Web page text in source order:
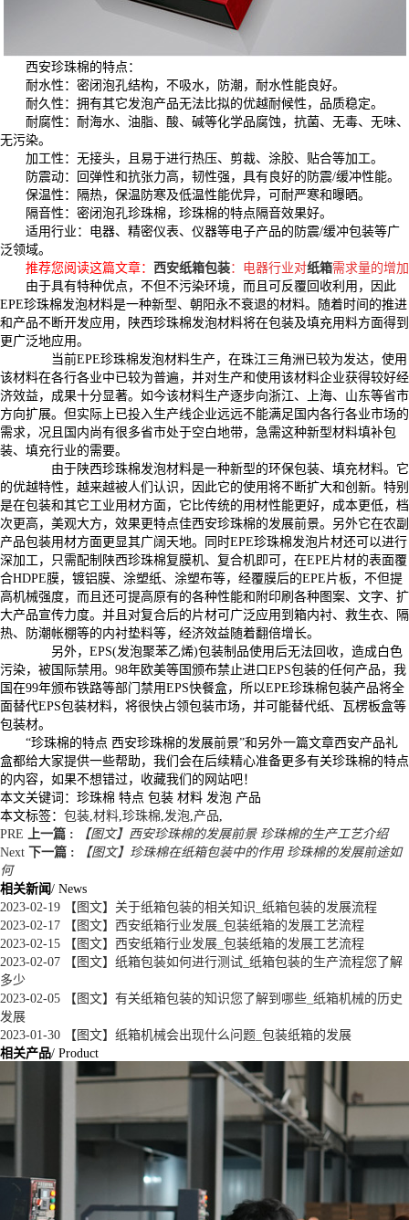
西安珍珠棉的特点：
耐水性：密闭泡孔结构，不吸水，防潮，耐水性能良好。
耐久性：拥有其它发泡产品无法比拟的优越耐候性，品质稳定。
耐腐性：耐海水、油脂、酸、碱等化学品腐蚀，抗菌、无毒、无味、
无污染。
加工性：无接头，且易于进行热压、剪裁、涂胶、贴合等加工。
防震动：回弹性和抗张力高，韧性强，具有良好的防震/缓冲性能。
保温性：隔热，保温防寒及低温性能优异，可耐严寒和曝晒。
隔音性：密闭泡孔珍珠棉，珍珠棉的特点隔音效果好。
适用行业：电器、精密仪表、仪器等电子产品的防震/缓冲包装等广
泛领域。
推荐您阅读这篇文章： 西安纸箱包装：电器行业对纸箱需求量的增加
由于具有特种优点，不但不污染环境，而且可反覆回收利用，因此
EPE珍珠棉发泡材料是一种新型、朝阳永不衰退的材料。随着时间的推进
和产品不断开发应用，陕西珍珠棉发泡材料将在包装及填充用料方面得到
更广泛地应用。
当前EPE珍珠棉发泡材料生产，在珠江三角洲已较为发达，使用
该材料在各行各业中已较为普遍，并对生产和使用该材料企业获得较好经
济效益，成果十分显著。如今该材料生产逐步向浙江、上海、山东等省市
方向扩展。但实际上已投入生产线企业远远不能满足国内各行各业市场的
需求，况且国内尚有很多省市处于空白地带，急需这种新型材料填补包
装、填充行业的需要。
由于陕西珍珠棉发泡材料是一种新型的环保包装、填充材料。它
的优越特性，越来越被人们认识，因此它的使用将不断扩大和创新。特别
是在包装和其它工业用材方面，它比传统的用材性能更好，成本更低，档
次更高，美观大方，效果更特点佳西安珍珠棉的发展前景。另外它在农副
产品包装用材方面更显其广阔天地。同时EPE珍珠棉发泡片材还可以进行
深加工，只需配制陕西珍珠棉复膜机、复合机即可，在EPE片材的表面覆
合HDPE膜，镀铝膜、涂塑纸、涂塑布等，经覆膜后的EPE片板，不但提
高机械强度，而且还可提高原有的各种性能和附印刷各种图案、文字、扩
大产品宣传力度。并且对复合后的片材可广泛应用到箱内衬、救生衣、隔
热、防潮帐棚等的内衬垫料等，经济效益随着翻倍增长。
另外，EPS(发泡聚苯乙烯)包装制品使用后无法回收，造成白色
污染，被国际禁用。98年欧美等国颁布禁止进口EPS包装的任何产品，我
国在99年颁布铁路等部门禁用EPS快餐盒，所以EPE珍珠棉包装产品将全
面替代EPS包装材料，将很快占领包装市场，并可能替代纸、瓦楞板盒等
包装材。
“珍珠棉的特点 西安珍珠棉的发展前景”和另外一篇文章西安产品礼
盒都给大家提供一些帮助，我们会在后续精心准备更多有关珍珠棉的特点
的内容，如果不想错过，收藏我们的网站吧！
本文关键词： 珍珠棉 特点 包装 材料 发泡 产品
本文标签： 包装 材料 珍珠棉 发泡 产品
PRE
上一篇 :
【图文】西安珍珠棉的发展前景 珍珠棉的生产工艺介绍
Next 下一篇 :
【图文】珍珠棉在纸箱包装中的作用 珍珠棉的发展前途如
何
相关新闻/ News
2023-02-19 【图文】关于纸箱包装的相关知识_纸箱包装的发展流程
2023-02-17 【图文】西安纸箱行业发展_包装纸箱的发展工艺流程
2023-02-15 【图文】西安纸箱行业发展_包装纸箱的发展工艺流程
2023-02-07 【图文】纸箱包装如何进行测试_纸箱包装的生产流程您了解
多少
2023-02-05 【图文】有关纸箱包装的知识您了解到哪些_纸箱机械的历史
发展
2023-01-30 【图文】纸箱机械会出现什么问题_包装纸箱的发展
相关产品/ Product